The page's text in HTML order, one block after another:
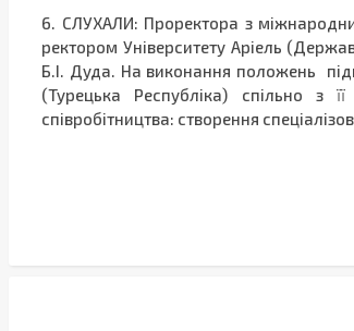
6. СЛУХАЛИ: Проректора з
ректором Університету Аріель
Б.І. Дуда. На виконання положень
(Турецька Республіка) спільно з
співробітництва: створення